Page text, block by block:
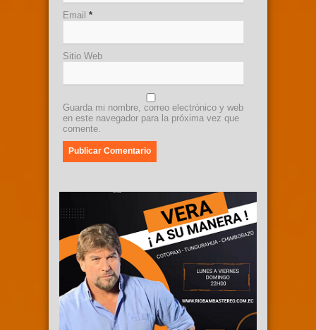
Email *
Sitio Web
Guarda mi nombre, correo electrónico y web
en este navegador para la próxima vez que
comente.